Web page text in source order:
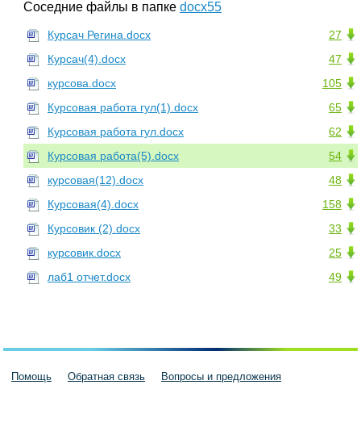
Соседние файлы в папке docx55
27
Курсач Регина.docx
47
Курсач(4).docx
105
курсова.docx
65
Курсовая работа гул(1).docx
62
Курсовая работа гул.docx
54
Курсовая работа(5).docx
48
курсовая(12).docx
158
Курсовая(4).docx
33
Курсовик (2).docx
25
курсовик.docx
49
лаб1 отчет.docx
Помощь Обратная связь Вопросы и предложения